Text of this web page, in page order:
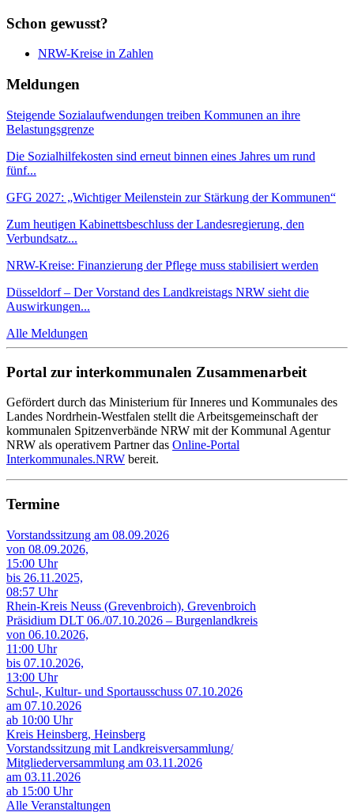
Schon gewusst?
NRW-Kreise in Zahlen
Meldungen
Steigende Sozialaufwendungen treiben Kommunen an ihre
Belastungsgrenze
Die Sozialhilfekosten sind erneut binnen eines Jahres um rund
fünf...
GFG 2027: „Wichtiger Meilenstein zur Stärkung der Kommunen“
Zum heutigen Kabinettsbeschluss der Landesregierung, den
Verbundsatz...
NRW-Kreise: Finanzierung der Pflege muss stabilisiert werden
Düsseldorf – Der Vorstand des Landkreistags NRW sieht die
Auswirkungen...
Alle Meldungen
Portal zur interkommunalen Zusammenarbeit
Gefördert durch das Ministerium für Inneres und Kommunales des
Landes Nordrhein-Westfalen stellt die Arbeitsgemeinschaft der
kommunalen Spitzenverbände NRW mit der Kommunal Agentur
NRW als operativem Partner das Online-Portal
Interkommunales.NRW bereit.
Termine
Vorstandssitzung am 08.09.2026
von 08.09.2026,
15:00 Uhr
bis 26.11.2025,
08:57 Uhr
Rhein-Kreis Neuss (Grevenbroich), Grevenbroich
Präsidium DLT 06./07.10.2026 – Burgenlandkreis
von 06.10.2026,
11:00 Uhr
bis 07.10.2026,
13:00 Uhr
Schul-, Kultur- und Sportausschuss 07.10.2026
am 07.10.2026
ab 10:00 Uhr
Kreis Heinsberg, Heinsberg
Vorstandssitzung mit Landkreisversammlung/
Mitgliederversammlung am 03.11.2026
am 03.11.2026
ab 15:00 Uhr
Alle Veranstaltungen